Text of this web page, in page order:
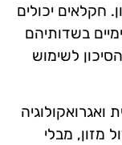
חקלאים יכולים
בשדותיהם
לשימוש
ואגרואקולוגיה
מזון, מבלי